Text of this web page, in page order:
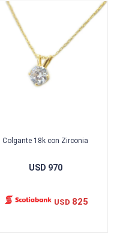
Colgante 18k con Zirconia
USD 970
USD 825